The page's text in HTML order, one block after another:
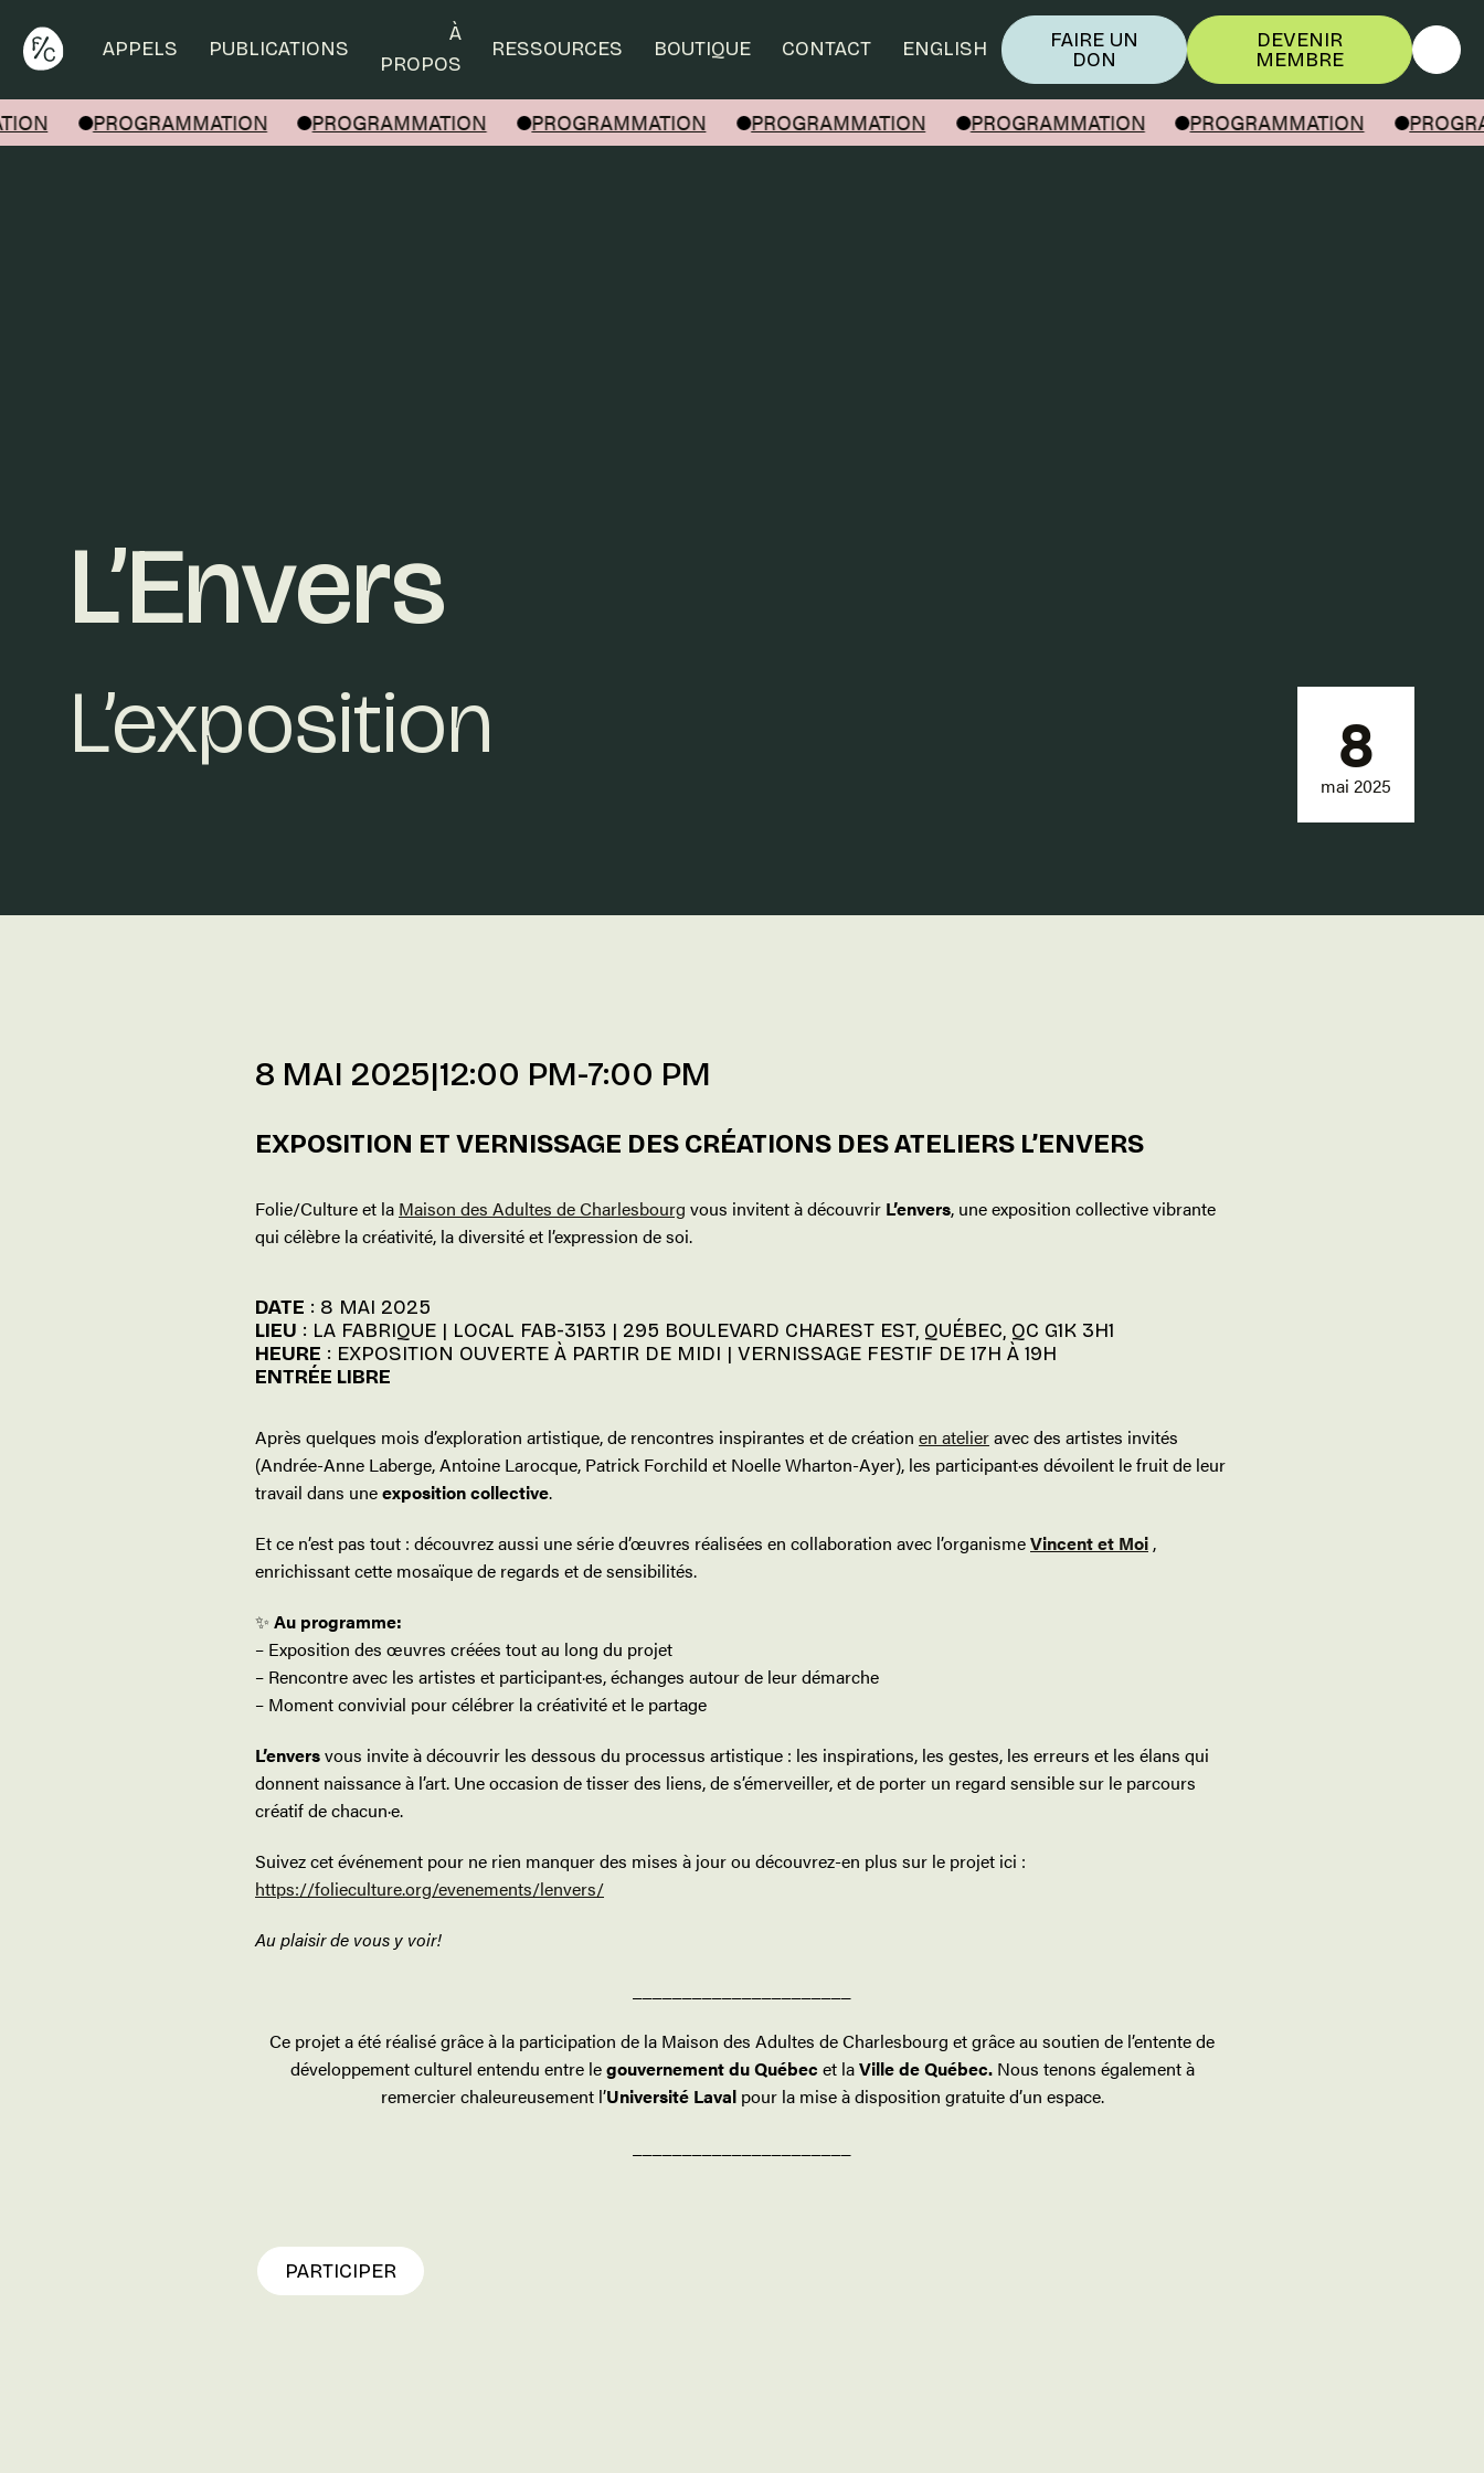
APPELS PUBLICATIONS
À
PROPOS
RESSOURCES BOUTIQUE CONTACT ENGLISH
FAIRE UN
DON
DEVENIR
MEMBRE
PROGRAMMATION PROGRAMMATION PROGRAMMATION PROGRAMMATION PROGRAMMATION PROGRAMMATION
L’Envers
L’exposition 8
mai 2025
8 MAI 2025|12:00 PM-7:00 PM
EXPOSITION ET VERNISSAGE DES CRÉATIONS DES ATELIERS L’ENVERS
Folie/Culture et la Maison des Adultes de Charlesbourg vous invitent à découvrir L’envers, une exposition collective vibrante
qui célèbre la créativité, la diversité et l’expression de soi.
DATE : 8 MAI 2025
LIEU : LA FABRIQUE | LOCAL FAB-3153 | 295 BOULEVARD CHAREST EST, QUÉBEC, QC G1K 3H1
HEURE : EXPOSITION OUVERTE À PARTIR DE MIDI | VERNISSAGE FESTIF DE 17H À 19H
ENTRÉE LIBRE
Après quelques mois d’exploration artistique, de rencontres inspirantes et de création en atelieravec des artistes invités
(Andrée-Anne Laberge, Antoine Larocque, Patrick Forchild et Noelle Wharton-Ayer), les participant·es dévoilent le fruit de leur
travail dans uneexposition collective.
Et ce n’est pas tout : découvrez aussi une série d’œuvres réalisées en collaboration avec l’organismeVincent et Moi ,
enrichissant cette mosaïque de regards et de sensibilités.
✨ Au programme:
– Exposition des œuvres créées tout au long du projet
– Rencontre avec les artistes et participant·es, échanges autour de leur démarche
– Moment convivial pour célébrer la créativité et le partage
L’enversvous invite à découvrir les dessous du processus artistique : les inspirations, les gestes, les erreurs et les élans qui
donnent naissance à l’art. Une occasion de tisser des liens, de s’émerveiller, et de porter un regard sensible sur le parcours
créatif de chacun·e.
Suivez cet événement pour ne rien manquer des mises à jour ou découvrez-en plus sur le projet ici :
https://folieculture.org/evenements/lenvers/
Au plaisir de vous y voir!
Ce projet a été réalisé grâce à la participation de la Maison des Adultes de Charlesbourg et grâce au soutien de l’entente de
développement culturel entendu entre legouvernement du Québec et laVille de Québec. Nous tenons également à
remercier chaleureusement l’Université Lavalpour la mise à disposition gratuite d’un espace.
PARTICIPER